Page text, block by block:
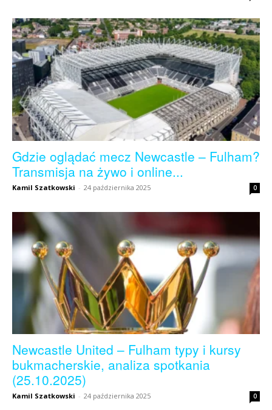
Gdzie oglądać mecz Newcastle – Fulham?
Transmisja na żywo i online...
Kamil Szatkowski - 24 października 2025 0
Newcastle United – Fulham typy i kursy
bukmacherskie, analiza spotkania
(25.10.2025)
Kamil Szatkowski - 24 października 2025 0